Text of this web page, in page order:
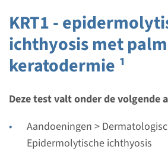
KRT1 -
ichthyosis met
keratodermie ¹
Deze test valt onder de volgende
Aandoeningen >
Epidermolytische ichthyosis
Gen
ichthyosis met
palmoplantaire
keratodermie ¹